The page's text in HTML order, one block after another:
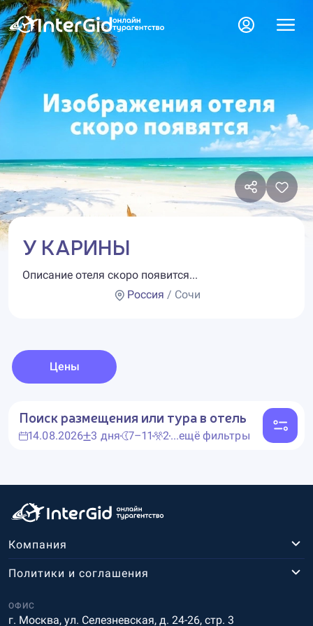
У КАРИНЫ
Описание отеля скоро появится...
Россия / Сочи
Цены
Поиск размещения или тура в отель
14.08.2026 3 дня 7–11 2...ещё фильтры
Компания
ОФИС
г. Москва, ул. Селезневская, д. 24-26, стр. 3
Политики и соглашения